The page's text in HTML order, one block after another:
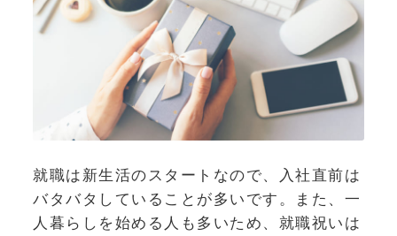
就職は新生活のスタートなので、入社直前は
バタバタしていることが多いです。また、一
人暮らしを始める人も多いため、就職祝いは